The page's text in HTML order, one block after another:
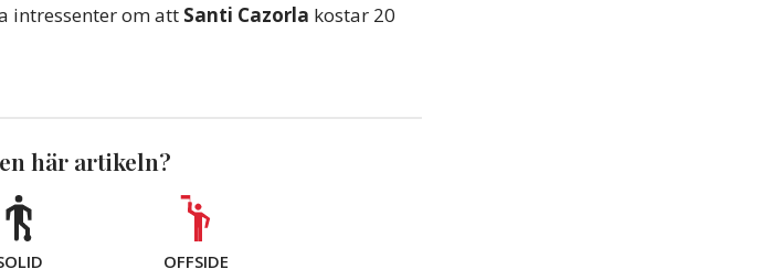
intressenter om att Santi Cazorla kostar 20
här artikeln?
OFFSIDE